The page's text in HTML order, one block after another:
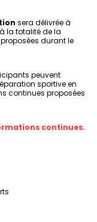
sera délivrée à
la totalité de la
durant le
peuvent
sportive en
continues proposées
continues.